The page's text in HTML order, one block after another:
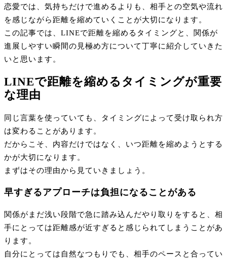
恋愛では、気持ちだけで進めるよりも、相手との空気や流れ
を感じながら距離を縮めていくことが大切になります。
この記事では、LINEで距離を縮めるタイミングと、関係が
進展しやすい瞬間の見極め方について丁寧に紹介していきた
いと思います。
LINEで距離を縮めるタイミングが重要
な理由
同じ言葉を使っていても、タイミングによって受け取られ方
は変わることがあります。
だからこそ、内容だけではなく、いつ距離を縮めようとする
かが大切になります。
まずはその理由から見ていきましょう。
早すぎるアプローチは負担になることがある
関係がまだ浅い段階で急に踏み込んだやり取りをすると、相
手にとっては距離感が近すぎると感じられてしまうことがあ
ります。
自分にとっては自然なつもりでも、相手のペースと合ってい